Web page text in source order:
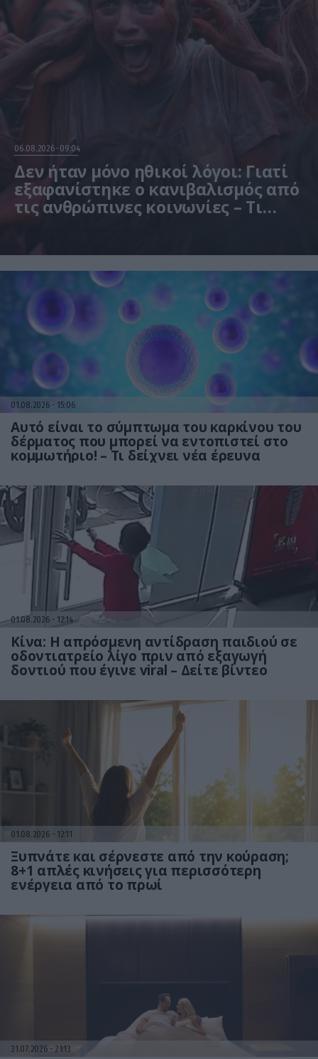
06.08.2026 09:04
Δεν ήταν μόνο ηθικοί λόγοι: Γιατί
εξαφανίστηκε ο κανιβαλισμός από
τις ανθρώπινες κοινωνίες – Τι
01.08.2026 15:06
Αυτό είναι το σύμπτωμα του καρκίνου του
δέρματος που μπορεί να εντοπιστεί στο
κομμωτήριο! – Τι δείχνει νέα έρευνα
01.08.2026 12:14
Κίνα: Η απρόσμενη αντίδραση παιδιού σε
οδοντιατρείο λίγο πριν από εξαγωγή
δοντιού που έγινε viral – Δείτε βίντεο
01.08.2026 12:11
Ξυπνάτε και σέρνεστε από την κούραση;
8+1 απλές κινήσεις για περισσότερη
ενέργεια από το πρωί
31.07.2026 21:13